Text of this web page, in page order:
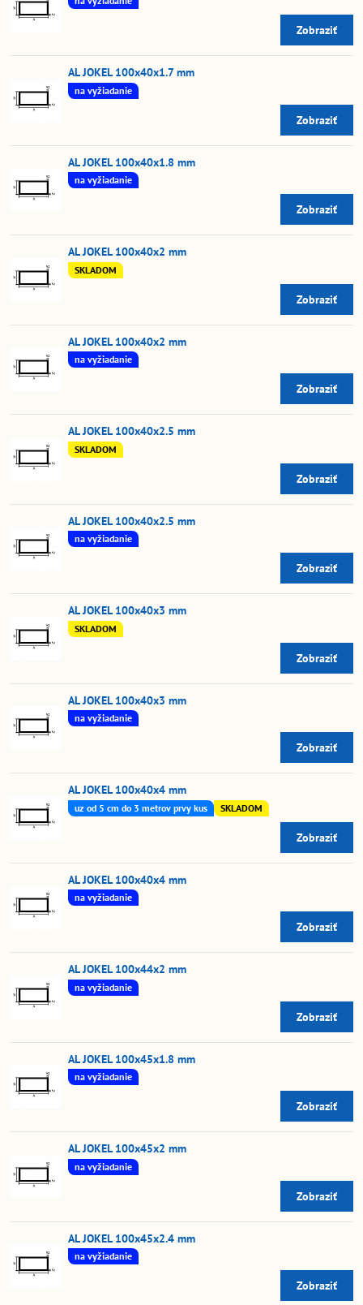
Zobraziť
AL JOKEL 100x40x1.7 mm
na vyžiadanie
Zobraziť
AL JOKEL 100x40x1.8 mm
na vyžiadanie
Zobraziť
AL JOKEL 100x40x2 mm
SKLADOM
Zobraziť
AL JOKEL 100x40x2 mm
na vyžiadanie
Zobraziť
AL JOKEL 100x40x2.5 mm
SKLADOM
Zobraziť
AL JOKEL 100x40x2.5 mm
na vyžiadanie
Zobraziť
AL JOKEL 100x40x3 mm
SKLADOM
Zobraziť
AL JOKEL 100x40x3 mm
na vyžiadanie
Zobraziť
AL JOKEL 100x40x4 mm
uz od 5 cm do 3 metrov prvy kus SKLADOM
Zobraziť
AL JOKEL 100x40x4 mm
na vyžiadanie
Zobraziť
AL JOKEL 100x44x2 mm
na vyžiadanie
Zobraziť
AL JOKEL 100x45x1.8 mm
na vyžiadanie
Zobraziť
AL JOKEL 100x45x2 mm
na vyžiadanie
Zobraziť
AL JOKEL 100x45x2.4 mm
na vyžiadanie
Zobraziť